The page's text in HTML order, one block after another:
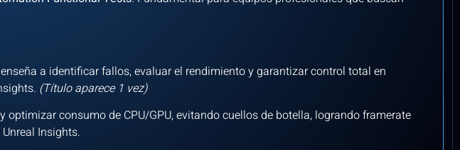
a identificar fallos, evaluar el rendimiento y garantizar control total en
(Título aparece 1 vez)
optimizar consumo de CPU/GPU, evitando cuellos de botella, logrando framerate
Insights.